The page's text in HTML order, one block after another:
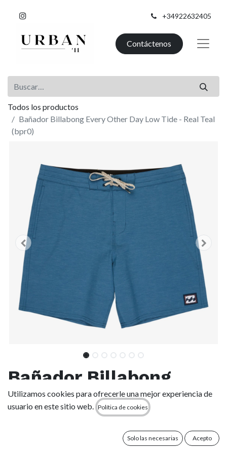
+34922632405
Contáctenos
Todos los productos
Bañador Billabong Every Other Day Low Tide - Real Teal
(bpr0)
Bañador Billabong
Every Other Day Low
Tide - Real Teal (bpr0)
Utilizamos cookies para ofrecerle una mejor experiencia de
usuario en este sitio web.
Política de cookies
Solo las necesarias Acepto